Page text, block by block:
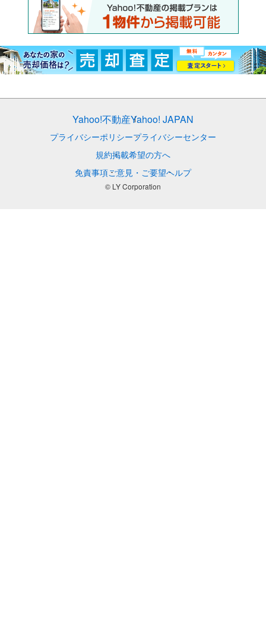
Yahoo!不動産Yahoo! JAPAN
プライバシーポリシープライバシーセンター
規約掲載希望の方へ
免責事項ご意見・ご要望ヘルプ
© LY Corporation